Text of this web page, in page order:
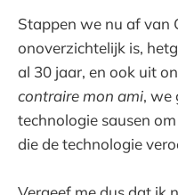
Stappen we nu af van
onoverzichtelijk is,
al 30 jaar, en ook uit
contraire mon ami, we
technologie sausen
die de technologie